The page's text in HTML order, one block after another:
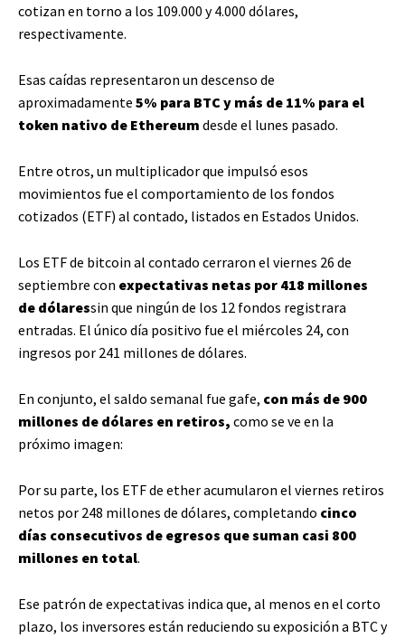
cotizan en torno a los 109.000 y 4.000 dólares,
respectivamente.
Esas caídas representaron un descenso de
aproximadamente 5% para BTC y más de 11% para el
token nativo de Ethereum desde el lunes pasado.
Entre otros, un multiplicador que impulsó esos
movimientos fue el comportamiento de los fondos
cotizados (ETF) al contado, listados en Estados Unidos.
Los ETF de bitcoin al contado cerraron el viernes 26 de
septiembre con expectativas netas por 418 millones
de dólaressin que ningún de los 12 fondos registrara
entradas. El único día positivo fue el miércoles 24, con
ingresos por 241 millones de dólares.
En conjunto, el saldo semanal fue gafe, con más de 900
millones de dólares en retiros, como se ve en la
próximo imagen:
Por su parte, los ETF de ether acumularon el viernes retiros
netos por 248 millones de dólares, completando cinco
días consecutivos de egresos que suman casi 800
millones en total.
Ese patrón de expectativas indica que, al menos en el corto
plazo, los inversores están reduciendo su exposición a BTC y